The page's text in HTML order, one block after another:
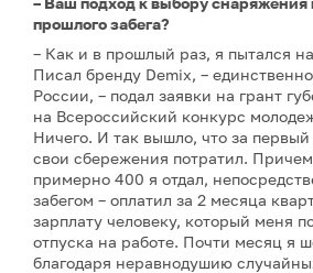
прошлого забега?
– Как и в прошлый раз, я пытался
Писал бренду Demix, –
России, – подал заявки на грант
на Всероссийский конкурс
Ничего. И так вышло, что за первый
свои сбережения потратил.
примерно 400 я отдал,
забегом – оплатил за 2 месяца
зарплату человеку, который меня
отпуска на работе. Почти месяц я
благодаря неравнодушию